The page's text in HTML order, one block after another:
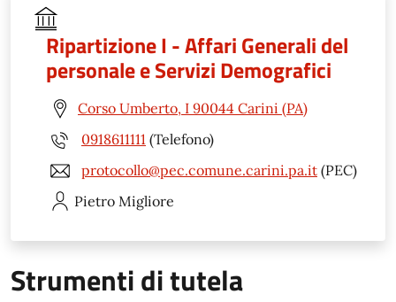
Ripartizione I - Affari Generali del
personale e Servizi Demografici
Corso Umberto, I 90044 Carini (PA)
0918611111 (Telefono)
protocollo@pec.comune.carini.pa.it (PEC)
Pietro Migliore
Strumenti di tutela